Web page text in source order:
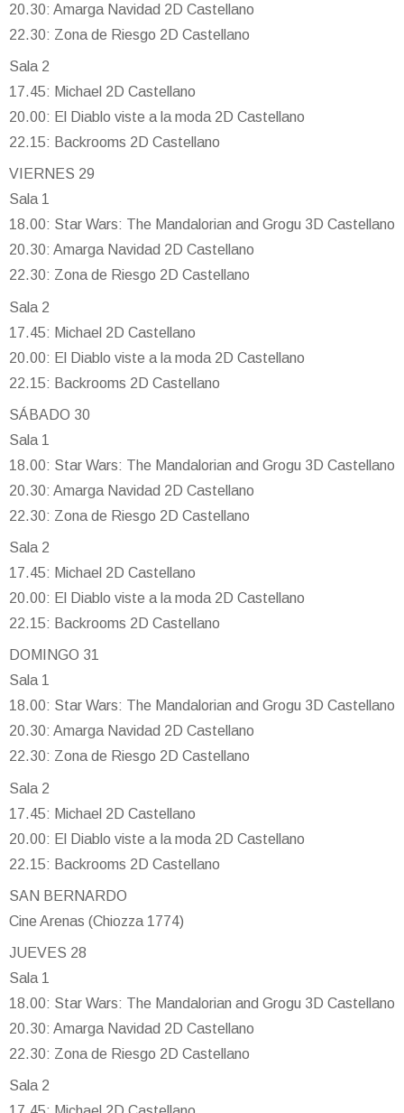
20.30: Amarga Navidad 2D Castellano
22.30: Zona de Riesgo 2D Castellano
Sala 2
17.45: Michael 2D Castellano
20.00: El Diablo viste a la moda 2D Castellano
22.15: Backrooms 2D Castellano
VIERNES 29
Sala 1
18.00: Star Wars: The Mandalorian and Grogu 3D Castellano
20.30: Amarga Navidad 2D Castellano
22.30: Zona de Riesgo 2D Castellano
Sala 2
17.45: Michael 2D Castellano
20.00: El Diablo viste a la moda 2D Castellano
22.15: Backrooms 2D Castellano
SÁBADO 30
Sala 1
18.00: Star Wars: The Mandalorian and Grogu 3D Castellano
20.30: Amarga Navidad 2D Castellano
22.30: Zona de Riesgo 2D Castellano
Sala 2
17.45: Michael 2D Castellano
20.00: El Diablo viste a la moda 2D Castellano
22.15: Backrooms 2D Castellano
DOMINGO 31
Sala 1
18.00: Star Wars: The Mandalorian and Grogu 3D Castellano
20.30: Amarga Navidad 2D Castellano
22.30: Zona de Riesgo 2D Castellano
Sala 2
17.45: Michael 2D Castellano
20.00: El Diablo viste a la moda 2D Castellano
22.15: Backrooms 2D Castellano
SAN BERNARDO
Cine Arenas (Chiozza 1774)
JUEVES 28
Sala 1
18.00: Star Wars: The Mandalorian and Grogu 3D Castellano
20.30: Amarga Navidad 2D Castellano
22.30: Zona de Riesgo 2D Castellano
Sala 2